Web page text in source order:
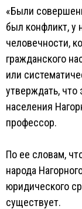
«Были
был конфликт, у
человечности,
гражданского
или
утверждать, что
населения
профессор.
По ее словам,
народа
юридического
существует.